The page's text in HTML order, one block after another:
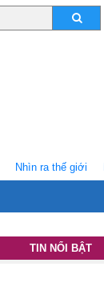
Nhìn ra thế giới
TIN NỔI BẬT